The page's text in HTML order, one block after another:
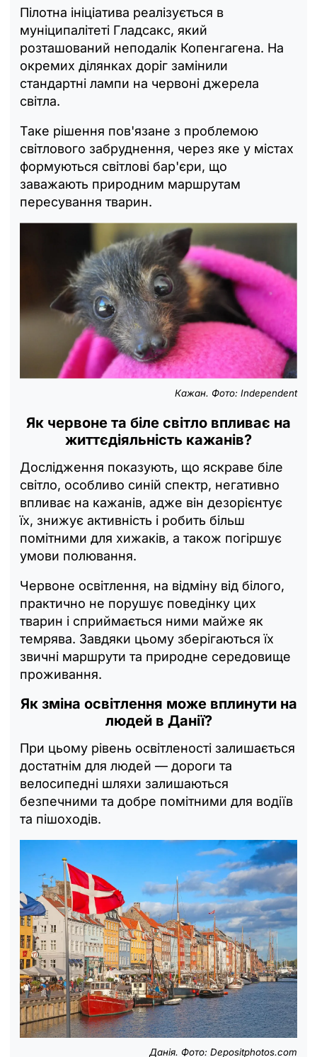
Пілотна ініціатива реалізується в
муніципалітеті Гладсакс, який
розташований неподалік Копенгагена. На
окремих ділянках доріг замінили
стандартні лампи на червоні джерела
світла.
Таке рішення пов'язане з проблемою
світлового забруднення, через яке у містах
формуються світлові бар'єри, що
заважають природним маршрутам
пересування тварин.
Кажан. Фото: Independent
Як червоне та біле світло впливає на
життєдіяльність кажанів?
Дослідження показують, що яскраве біле
світло, особливо синій спектр, негативно
впливає на кажанів, адже він дезорієнтує
їх, знижує активність і робить більш
помітними для хижаків, а також погіршує
умови полювання.
Червоне освітлення, на відміну від білого,
практично не порушує поведінку цих
тварин і сприймається ними майже як
темрява. Завдяки цьому зберігаються їх
звичні маршрути та природне середовище
проживання.
Як зміна освітлення може вплинути на
людей в Данії?
При цьому рівень освітленості залишається
достатнім для людей — дороги та
велосипедні шляхи залишаються
безпечними та добре помітними для водіїв
та пішоходів.
Данія. Фото: Depositphotos.com